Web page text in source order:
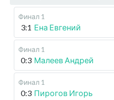
Финал 1
3:1 Ена Евгений
Финал 1
0:3 Малеев Андрей
Финал 1
0:3 Пирогов Игорь